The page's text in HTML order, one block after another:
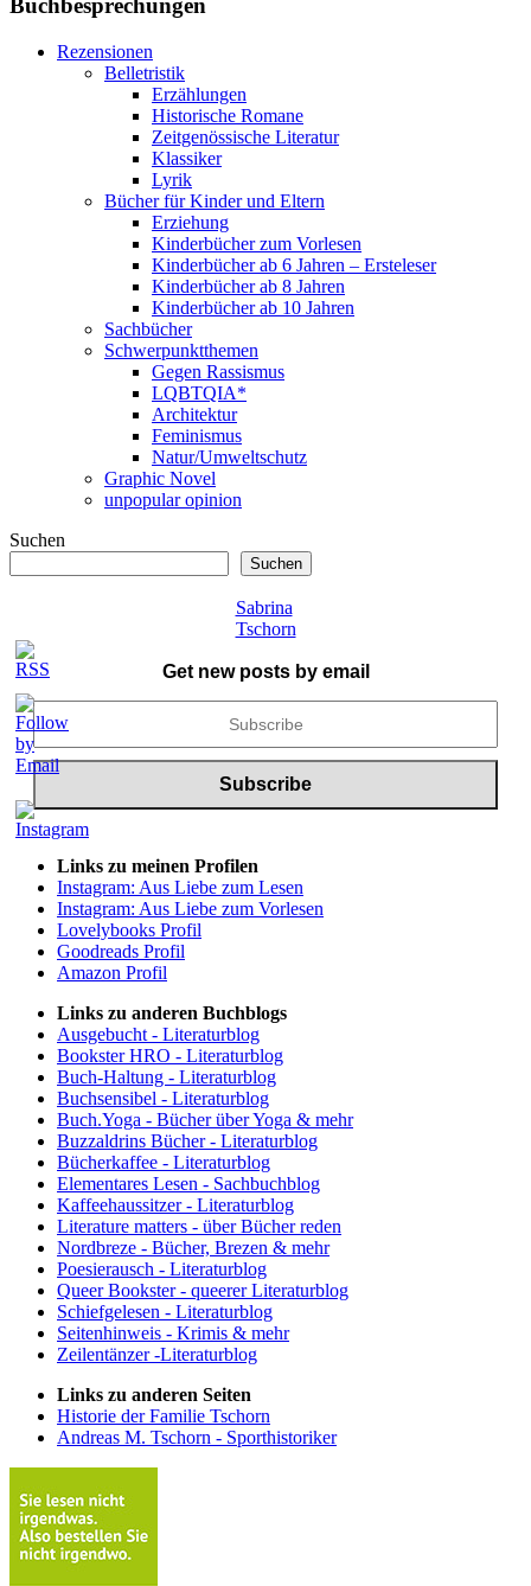
Buchbesprechungen
Rezensionen
Belletristik
Erzählungen
Historische Romane
Zeitgenössische Literatur
Klassiker
Lyrik
Bücher für Kinder und Eltern
Erziehung
Kinderbücher zum Vorlesen
Kinderbücher ab 6 Jahren – Ersteleser
Kinderbücher ab 8 Jahren
Kinderbücher ab 10 Jahren
Sachbücher
Schwerpunktthemen
Gegen Rassismus
LQBTQIA*
Architektur
Feminismus
Natur/Umweltschutz
Graphic Novel
unpopular opinion
Suchen
Suchen
Sabrina
Tschorn
Get new posts by email
Links zu meinen Profilen
Instagram: Aus Liebe zum Lesen
Instagram: Aus Liebe zum Vorlesen
Lovelybooks Profil
Goodreads Profil
Amazon Profil
Links zu anderen Buchblogs
Ausgebucht - Literaturblog
Bookster HRO - Literaturblog
Buch-Haltung - Literaturblog
Buchsensibel - Literaturblog
Buch.Yoga - Bücher über Yoga & mehr
Buzzaldrins Bücher - Literaturblog
Bücherkaffee - Literaturblog
Elementares Lesen - Sachbuchblog
Kaffeehaussitzer - Literaturblog
Literature matters - über Bücher reden
Nordbreze - Bücher, Brezen & mehr
Poesierausch - Literaturblog
Queer Bookster - queerer Literaturblog
Schiefgelesen - Literaturblog
Seitenhinweis - Krimis & mehr
Zeilentänzer -Literaturblog
Links zu anderen Seiten
Historie der Familie Tschorn
Andreas M. Tschorn - Sporthistoriker